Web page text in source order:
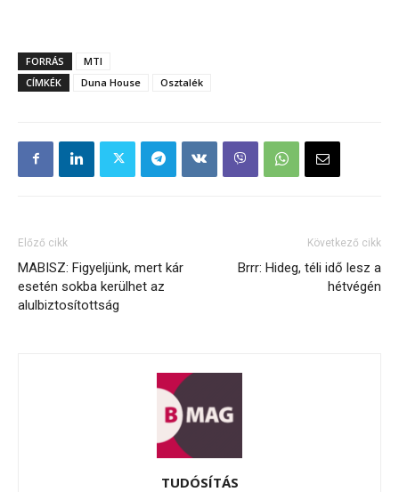
FORRÁS
MTI
CÍMKÉK
Duna House Osztalék
Előző cikk
MABISZ: Figyeljünk, mert kár
esetén sokba kerülhet az
alulbiztosítottság
Következő cikk
Brrr: Hideg, téli idő lesz a
hétvégén
TUDÓSÍTÁS